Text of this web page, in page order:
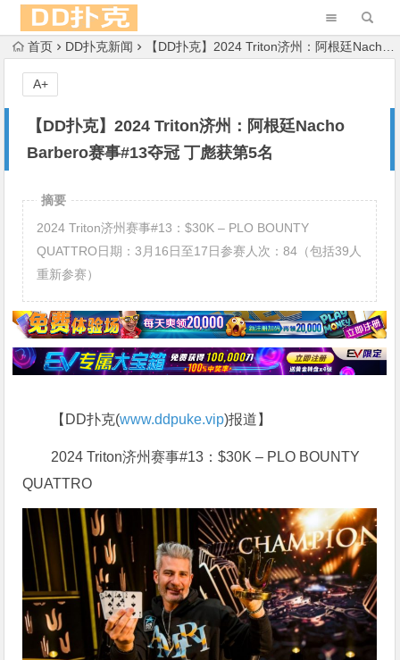
首页 DD扑克新闻 【DD扑克】2024 Triton济州：阿根廷Nacho Barbero赛事#13夺冠 丁彪获第5名
【DD扑克】2024 Triton济州：阿根廷Nacho
Barbero赛事#13夺冠 丁彪获第5名
A+
摘要
2024 Triton济州赛事#13：$30K – PLO BOUNTY
QUATTRO日期：3月16日至17日参赛人次：84（包括39人
重新参赛）
【DD扑克(www.ddpuke.vip)报道】
2024 Triton济州赛事#13：$30K – PLO BOUNTY
QUATTRO